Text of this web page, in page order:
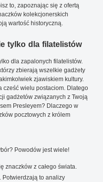
to, zapoznając się z ofertą
kolekcjonerskich
wartość historyczną.
tylko dla filatelistów
dla zapalonych filatelistów.
zbierają wszelkie gadżety
zjawiskiem kultury.
cześć wielu postaciom. Dlatego
gadżetów związanych z Twoją
Presleyem? Dlaczego w
pocztowych z królem
Powodów jest wiele!
znaczków z całego świata.
Potwierdzają to analizy